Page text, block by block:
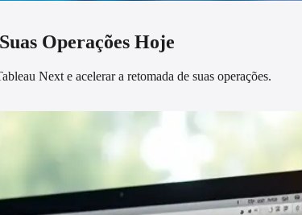
Operações Hoje
Next e acelerar a retomada de suas operações.